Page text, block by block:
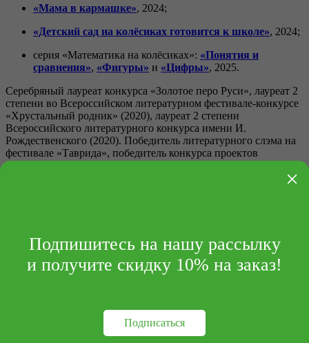
«Мама в кармашке», 2024;
«Детский сад на колёсиках готовится к школе», 2024;
серия «Математика на колёсиках»: «Понятия и
сравнения», «Фигуры» и «Цифры», 2025.
Серебряный лауреат конкурса «Золотое перо Руси», лауреат 2
степени во Всероссийском литературном фестивале-конкурсе
«Хрустальный родник» (2020), лауреат 2 степени
Всероссийского литературного конкурса имени И.
Рождественского (2020). Победитель литературного слэма на
фестивале «Таврида», победитель конкурса проектов
фестиваля «Таврида рядом».
Книги автора
Математика на колёсиках. Цифры
×
Подпишитесь на нашу рассылку
и получите скидку 10% на заказ!
Подписаться